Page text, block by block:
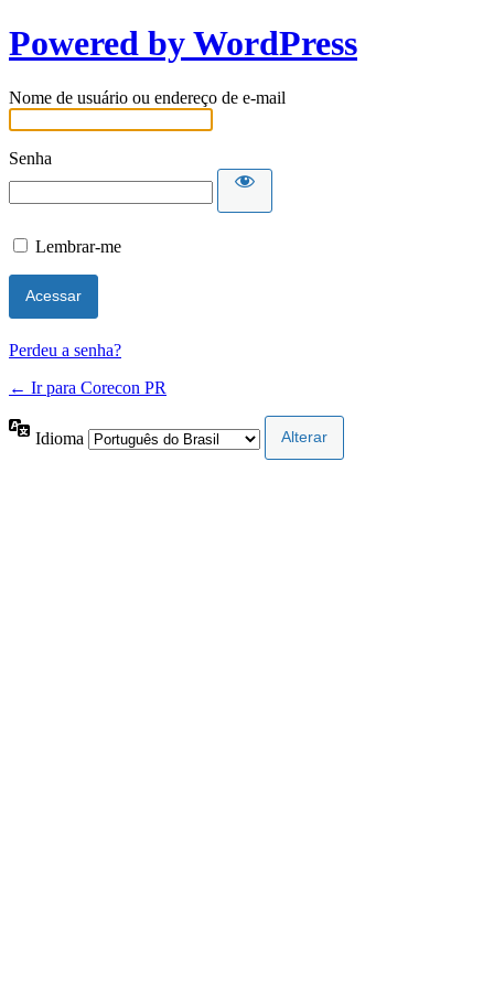
Powered by WordPress
Nome de usuário ou endereço de e-mail
Senha
Lembrar-me
Perdeu a senha?
← Ir para Corecon PR
Idioma